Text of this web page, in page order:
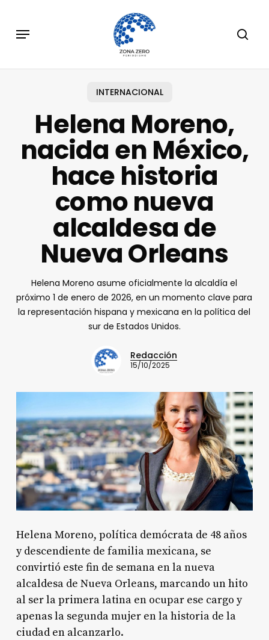
main
Menu
INTERNACIONAL
Helena Moreno,
nacida en México,
hace historia
como nueva
alcaldesa de
Nueva Orleans
Helena Moreno asume oficialmente la alcaldía el
próximo 1 de enero de 2026, en un momento clave para
la representación hispana y mexicana en la política del
sur de Estados Unidos.
Redacción
15/10/2025
Helena Moreno, política demócrata de 48 años
y descendiente de familia mexicana, se
convirtió este fin de semana en la nueva
alcaldesa de Nueva Orleans, marcando un hito
al ser la primera latina en ocupar ese cargo y
apenas la segunda mujer en la historia de la
ciudad en alcanzarlo.